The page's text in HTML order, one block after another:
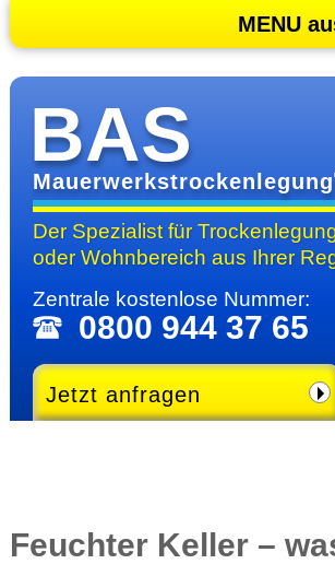
MENU
BAS
Mauerwerkstrockenlegung
Der Spezialist für
oder Wohn­bereichaus Ihrer
Zentrale kosten­lose Nummer:
0800 944 37 65
Jetzt anfragen
Feuchter Keller –